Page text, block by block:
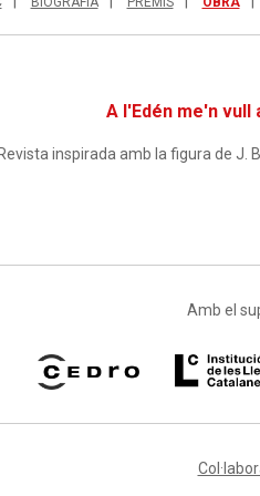
A l'Edén me'n
Revista inspirada amb la figura de J.
Amb el